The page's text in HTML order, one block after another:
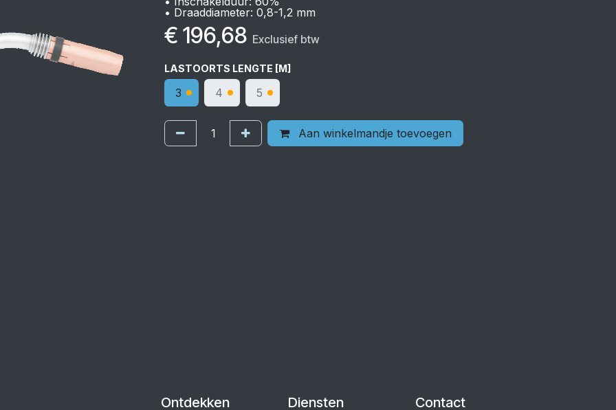
• Draaddiameter: 0,8-1,2 mm
€ 196,68 Exclusief btw
LASTOORTS LENGTE [M]
3 4 5
Aan winkelmandje toevoegen
Contact
Diensten
Ontdekken